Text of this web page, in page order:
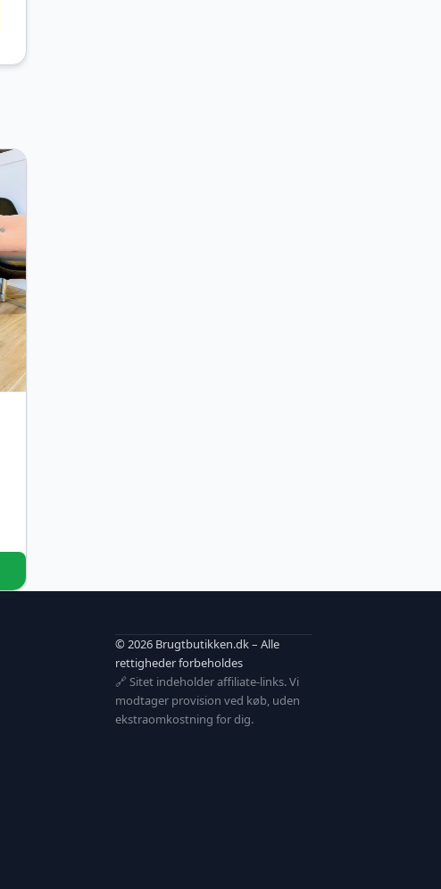
© 2026 Brugtbutikken.dk – Alle
rettigheder forbeholdes
🔗 Sitet indeholder affiliate-links. Vi
modtager provision ved køb, uden
ekstraomkostning for dig.